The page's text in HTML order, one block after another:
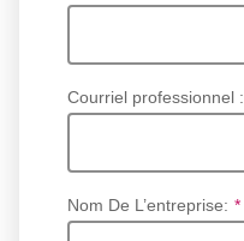
Courriel professionnel :
*
Nom De L’entreprise: